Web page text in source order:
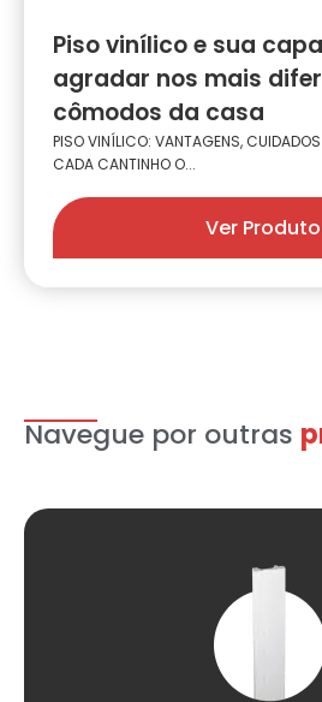
Piso vinílico e sua
agradar nos mais
cômodos da casa
PISO VINÍLICO: VANTAGENS,
CADA CANTINHO O...
Ver Produto
Navegue por outras